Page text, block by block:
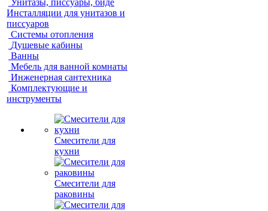
Унитазы, писсуары, биде
Инсталляции для унитазов и
писсуаров
Системы отопления
Душевые кабины
Ванны
Мебель для ванной комнаты
Инженерная сантехника
Комплектующие и
инструменты
Смесители для
кухни
Смесители для
раковины